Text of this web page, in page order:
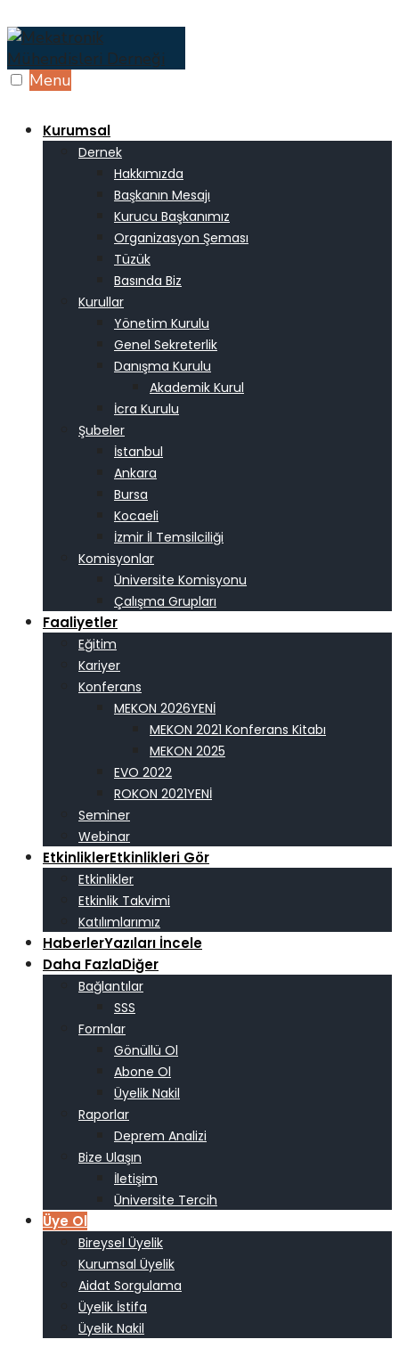
Skip
to
content
Menu
Kurumsal
Dernek
Hakkımızda
Başkanın Mesajı
Kurucu Başkanımız
Organizasyon Şeması
Tüzük
Basında Biz
Kurullar
Yönetim Kurulu
Genel Sekreterlik
Danışma Kurulu
Akademik Kurul
İcra Kurulu
Şubeler
İstanbul
Ankara
Bursa
Kocaeli
İzmir İl Temsilciliği
Komisyonlar
Üniversite Komisyonu
Çalışma Grupları
Faaliyetler
Eğitim
Kariyer
Konferans
MEKON 2026
MEKON 2021 Konferans Kitabı
MEKON 2025
EVO 2022
ROKON 2021
Seminer
Webinar
EtkinliklerEtkinlikleri Gör
Etkinlikler
Etkinlik Takvimi
Katılımlarımız
HaberlerYazıları İncele
Daha FazlaDiğer
Bağlantılar
SSS
Formlar
Gönüllü Ol
Abone Ol
Üyelik Nakil
Raporlar
Deprem Analizi
Bize Ulaşın
İletişim
Üniversite Tercih
Üye Ol
Bireysel Üyelik
Kurumsal Üyelik
Aidat Sorgulama
Üyelik İstifa
Üyelik Nakil